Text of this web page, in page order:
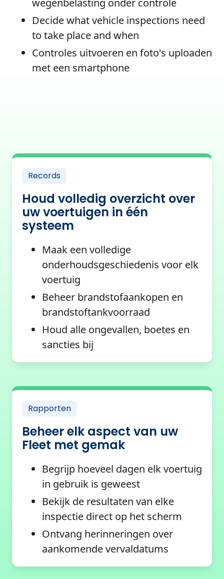
wegenbelasting onder controle
Decide what vehicle inspections need
to take place and when
Controles uitvoeren en foto's uploaden
met een smartphone
Records
Houd volledig overzicht over
uw voertuigen in één
systeem
Maak een volledige
onderhoudsgeschiedenis voor elk
voertuig
Beheer brandstofaankopen en
brandstoftankvoorraad
Houd alle ongevallen, boetes en
sancties bij
Rapporten
Beheer elk aspect van uw
Fleet met gemak
Begrijp hoeveel dagen elk voertuig
in gebruik is geweest
Bekijk de resultaten van elke
inspectie direct op het scherm
Ontvang herinneringen over
aankomende vervaldatums